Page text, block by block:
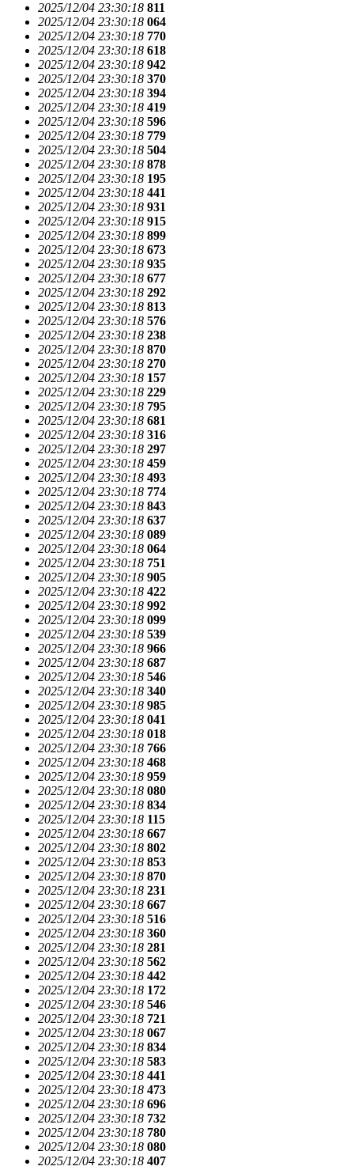
2025/12/04 23:30:18 811
2025/12/04 23:30:18 064
2025/12/04 23:30:18 770
2025/12/04 23:30:18 618
2025/12/04 23:30:18 942
2025/12/04 23:30:18 370
2025/12/04 23:30:18 394
2025/12/04 23:30:18 419
2025/12/04 23:30:18 596
2025/12/04 23:30:18 779
2025/12/04 23:30:18 504
2025/12/04 23:30:18 878
2025/12/04 23:30:18 195
2025/12/04 23:30:18 441
2025/12/04 23:30:18 931
2025/12/04 23:30:18 915
2025/12/04 23:30:18 899
2025/12/04 23:30:18 673
2025/12/04 23:30:18 935
2025/12/04 23:30:18 677
2025/12/04 23:30:18 292
2025/12/04 23:30:18 813
2025/12/04 23:30:18 576
2025/12/04 23:30:18 238
2025/12/04 23:30:18 870
2025/12/04 23:30:18 270
2025/12/04 23:30:18 157
2025/12/04 23:30:18 229
2025/12/04 23:30:18 795
2025/12/04 23:30:18 681
2025/12/04 23:30:18 316
2025/12/04 23:30:18 297
2025/12/04 23:30:18 459
2025/12/04 23:30:18 493
2025/12/04 23:30:18 774
2025/12/04 23:30:18 843
2025/12/04 23:30:18 637
2025/12/04 23:30:18 089
2025/12/04 23:30:18 064
2025/12/04 23:30:18 751
2025/12/04 23:30:18 905
2025/12/04 23:30:18 422
2025/12/04 23:30:18 992
2025/12/04 23:30:18 099
2025/12/04 23:30:18 539
2025/12/04 23:30:18 966
2025/12/04 23:30:18 687
2025/12/04 23:30:18 546
2025/12/04 23:30:18 340
2025/12/04 23:30:18 985
2025/12/04 23:30:18 041
2025/12/04 23:30:18 018
2025/12/04 23:30:18 766
2025/12/04 23:30:18 468
2025/12/04 23:30:18 959
2025/12/04 23:30:18 080
2025/12/04 23:30:18 834
2025/12/04 23:30:18 115
2025/12/04 23:30:18 667
2025/12/04 23:30:18 802
2025/12/04 23:30:18 853
2025/12/04 23:30:18 870
2025/12/04 23:30:18 231
2025/12/04 23:30:18 667
2025/12/04 23:30:18 516
2025/12/04 23:30:18 360
2025/12/04 23:30:18 281
2025/12/04 23:30:18 562
2025/12/04 23:30:18 442
2025/12/04 23:30:18 172
2025/12/04 23:30:18 546
2025/12/04 23:30:18 721
2025/12/04 23:30:18 067
2025/12/04 23:30:18 834
2025/12/04 23:30:18 583
2025/12/04 23:30:18 441
2025/12/04 23:30:18 473
2025/12/04 23:30:18 696
2025/12/04 23:30:18 732
2025/12/04 23:30:18 780
2025/12/04 23:30:18 080
2025/12/04 23:30:18 407